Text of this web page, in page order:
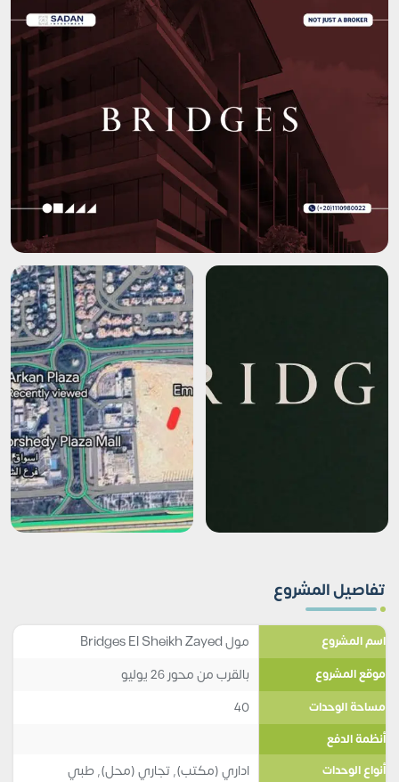
تفاصيل المشروع
اسم المشروع مول Bridges El Sheikh Zayed
موقع المشروع بالقرب من محور 26 يوليو
مساحة الوحدات 40
أنظمة الدفع
أنواع الوحدات
اداري (مكتب),تجاري (محل),طبي